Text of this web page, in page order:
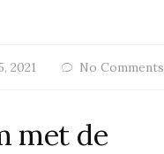
2021 No Comments
met de